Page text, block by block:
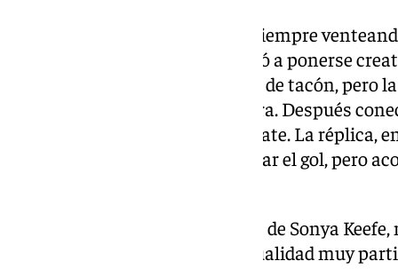
Laura Pérez hacía kilómetros, siempre
demasiado largo, y Edna empezó a ponerse
Cazó un centro lateral y remató de tacón, pero
antes de que Manoly la escupiera. Después
de Lucía, muy forzada en el remate. La réplica,
fue de Lauri, que intentó enroscar el gol, pero
No había rastro hasta entonces de Sonya
pero tienen las artilleras una cualidad muy